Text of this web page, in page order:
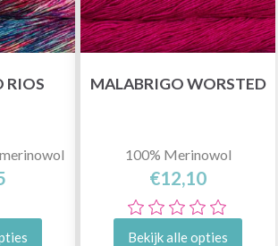
RIOS MALABRIGO WORSTED
100% Merinowol
€12,10
Bekijk alle opties